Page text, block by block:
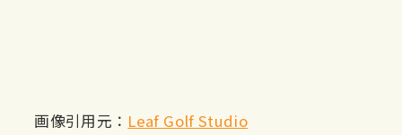
画像引用元： Leaf Golf Studio